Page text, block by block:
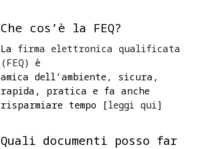
Che cos’è la FEQ?
La firma elettronica qualificata
(FEQ) è
amica dell’ambiente, sicura,
rapida, pratica e fa anche
risparmiare tempo [leggi qui]
Quali documenti posso far